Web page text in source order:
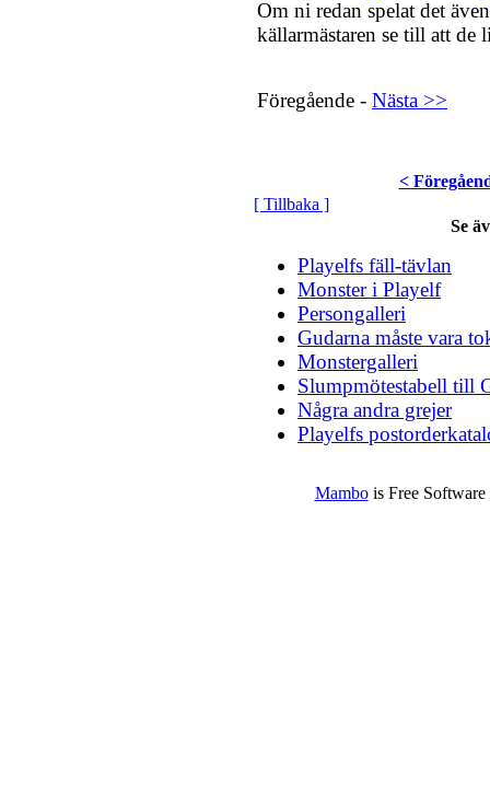
Om ni redan spelat det
källarmästaren se till att de
Föregående - Nästa >>
<
[ Tillbaka ]
Se
Playelfs fäll-tävlan
Monster i Playelf
Persongalleri
Gudarna måste vara
Monstergalleri
Slumpmötestabell till
Några andra grejer
Playelfs
Mambois Free Software